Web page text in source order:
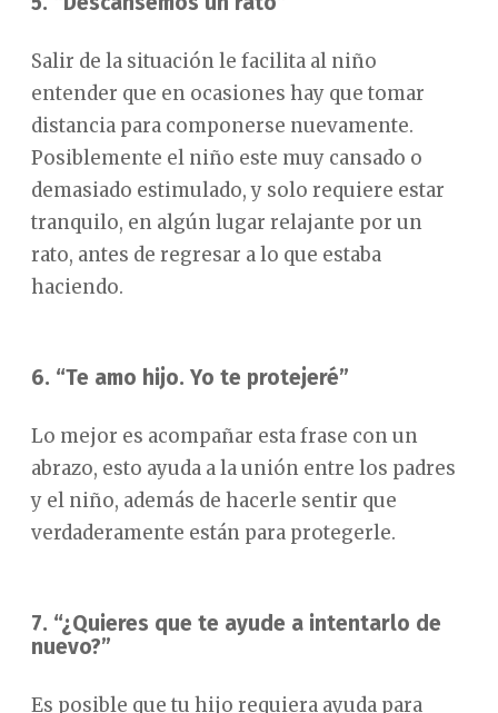
Salir de la situación le facilita al niño
entender que en ocasiones hay que tomar
distancia para componerse nuevamente.
Posiblemente el niño este muy cansado o
demasiado estimulado, y solo requiere estar
tranquilo, en algún lugar relajante por un
rato, antes de regresar a lo que estaba
haciendo.
6. “Te amo hijo. Yo te protejeré”
Lo mejor es acompañar esta frase con un
abrazo, esto ayuda a la unión entre los padres
y el niño, además de hacerle sentir que
verdaderamente están para protegerle.
7. “¿Quieres que te ayude a intentarlo de
nuevo?”
Es posible que tu hijo requiera ayuda para